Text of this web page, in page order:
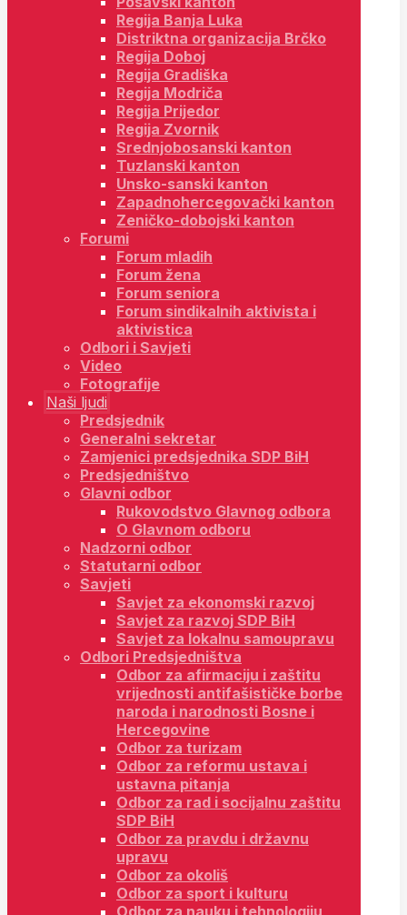
Regija Banja Luka
Distriktna organizacija Brčko
Regija Doboj
Regija Gradiška
Regija Modriča
Regija Prijedor
Regija Zvornik
Srednjobosanski kanton
Tuzlanski kanton
Unsko-sanski kanton
Zapadnohercegovački kanton
Zeničko-dobojski kanton
Forumi
Forum mladih
Forum žena
Forum seniora
Forum sindikalnih aktivista i
aktivistica
Odbori i Savjeti
Video
Fotografije
Naši ljudi
Predsjednik
Generalni sekretar
Zamjenici predsjednika SDP BiH
Predsjedništvo
Glavni odbor
Rukovodstvo Glavnog odbora
O Glavnom odboru
Nadzorni odbor
Statutarni odbor
Savjeti
Savjet za ekonomski razvoj
Savjet za razvoj SDP BiH
Savjet za lokalnu samoupravu
Odbori Predsjedništva
Odbor za afirmaciju i zaštitu
vrijednosti antifašističke borbe
naroda i narodnosti Bosne i
Hercegovine
Odbor za turizam
Odbor za reformu ustava i
ustavna pitanja
Odbor za rad i socijalnu zaštitu
SDP BiH
Odbor za pravdu i državnu
upravu
Odbor za okoliš
Odbor za sport i kulturu
Odbor za nauku i tehnologiju